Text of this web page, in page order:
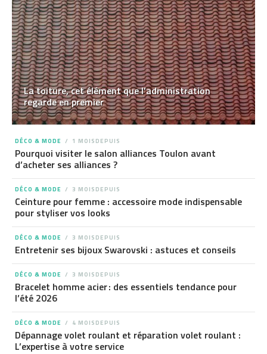
La toiture, cet élément que l’administration
regarde en premier
DÉCO & MODE 1 MOISDEPUIS
Pourquoi visiter le salon alliances Toulon avant
d’acheter ses alliances ?
DÉCO & MODE 3 MOISDEPUIS
Ceinture pour femme : accessoire mode indispensable
pour styliser vos looks
DÉCO & MODE 3 MOISDEPUIS
Entretenir ses bijoux Swarovski : astuces et conseils
DÉCO & MODE 3 MOISDEPUIS
Bracelet homme acier : des essentiels tendance pour
l’été 2026
DÉCO & MODE 4 MOISDEPUIS
Dépannage volet roulant et réparation volet roulant :
L’expertise à votre service